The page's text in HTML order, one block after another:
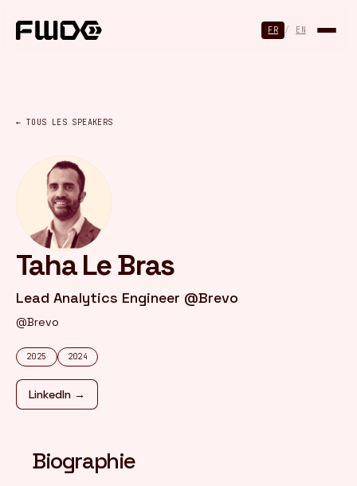
FR / EN
FR / EN
← TOUS LES SPEAKERS
Taha Le Bras
Lead Analytics Engineer @Brevo
@Brevo
2025 2024
LinkedIn →
Biographie